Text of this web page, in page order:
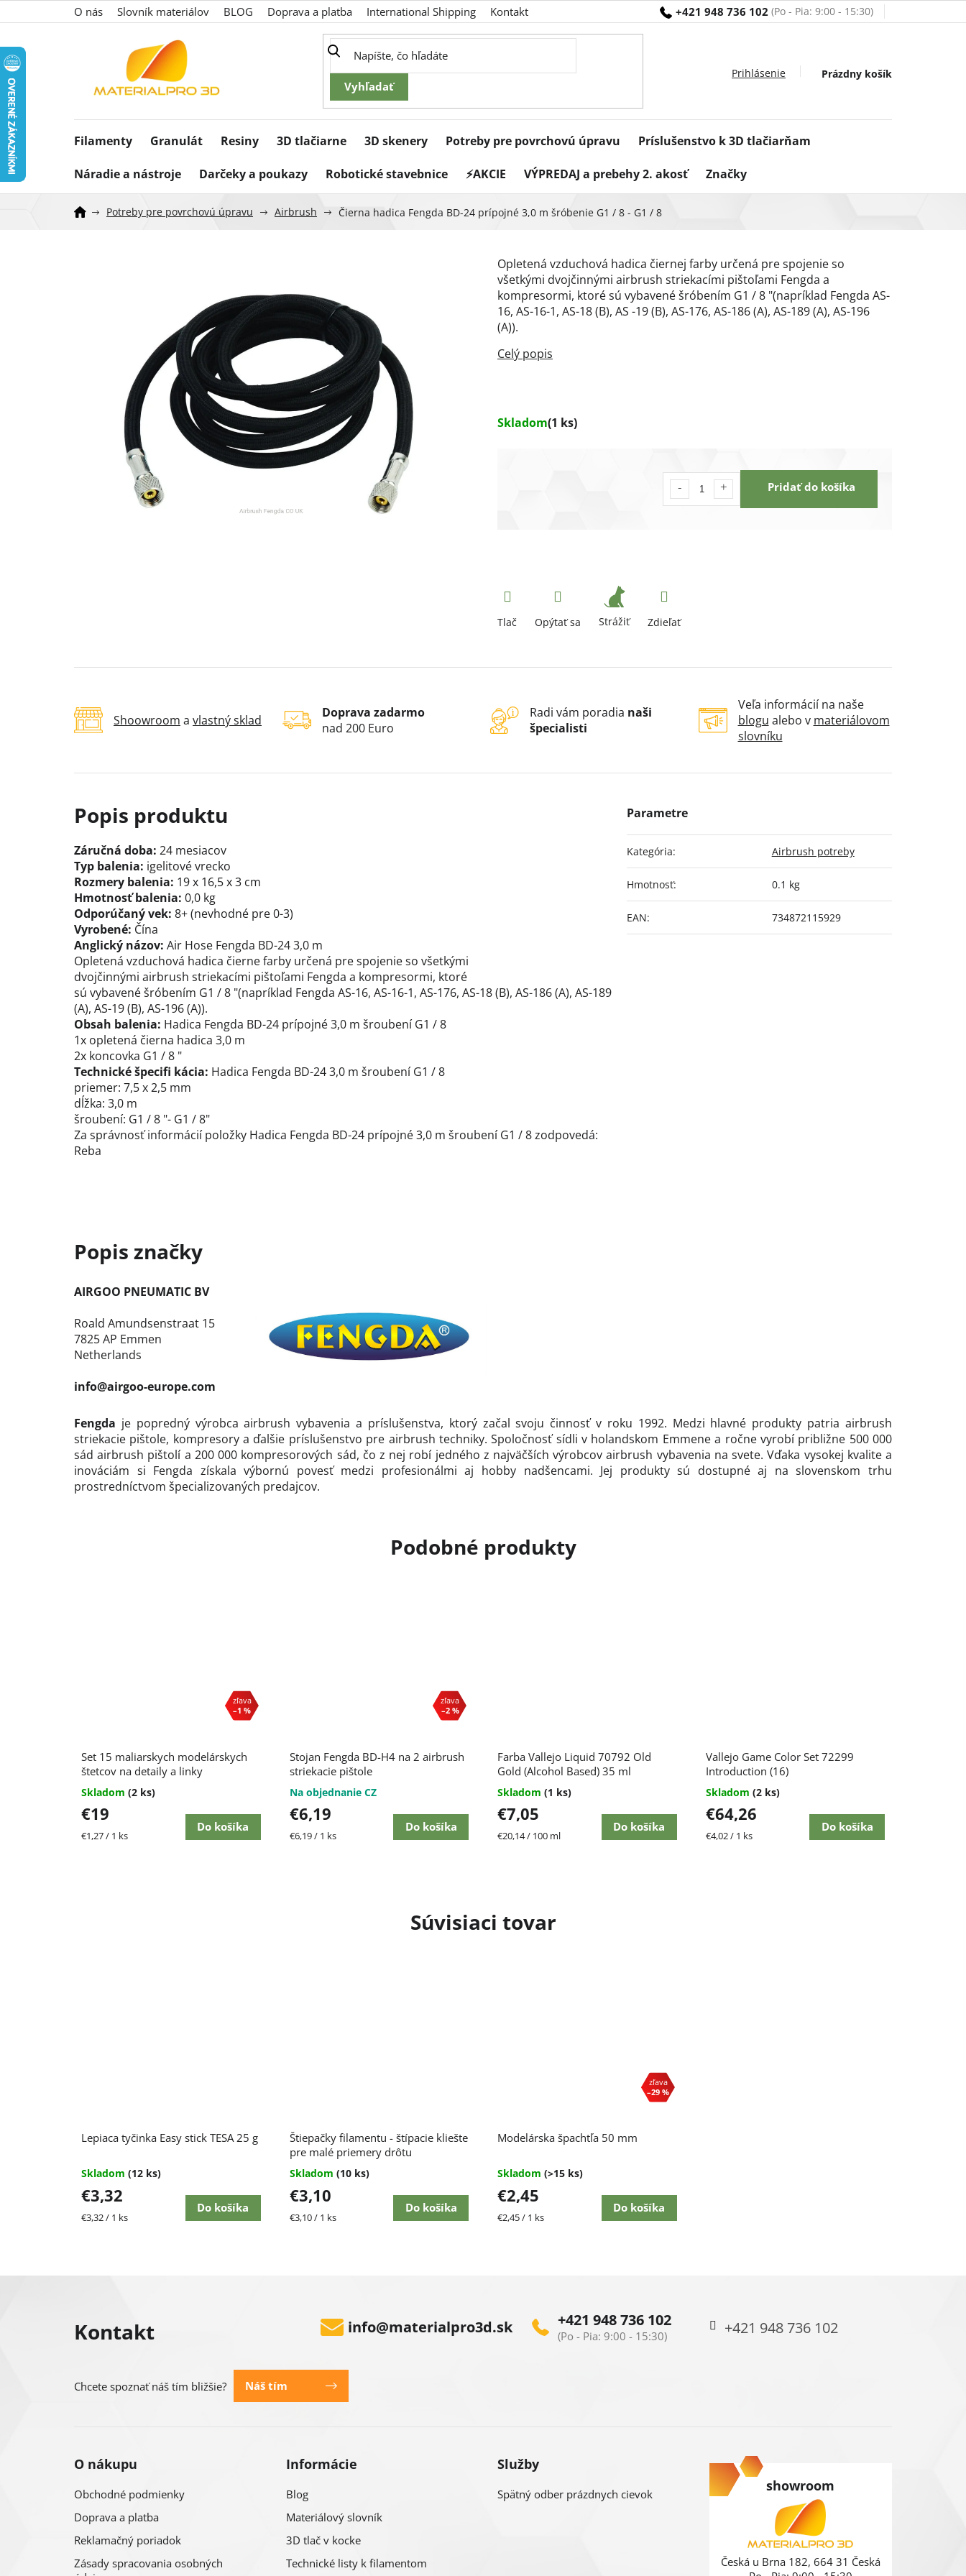
na
+421 948 736 102
O nás Slovník materiálov BLOG Doprava a platba International Shipping Kontakt
Nákupný
Prázdny košík
Filamenty Granulát Resiny 3D tlačiarne 3D skenery Potreby pre povrchovú úpravu Príslušenstvo k 3D tlačiarňam
Náradie a nástroje Darčeky a poukazy Robotické stavebnice ⚡AKCIE VÝPREDAJ a prebehy 2. akosť Značky
Potreby pre povrchovú úpravu Airbrush Čierna hadica Fengda BD-24 prípojné 3,0 m šróbenie G1 / 8 - G1 / 8
Skladom(1 ks)
Pridať do košíka
Opletená vzduchová hadica čiernej farby určená pre spojenie so
všetkými dvojčinnými airbrush striekacími pištoľami Fengda a
kompresormi, ktoré sú vybavené šróbením G1 / 8 "(napríklad Fengda AS-
16, AS-16-1, AS-18 (B), AS -19 (B), AS-176, AS-186 (A), AS-189 (A), AS-196
(A)).
Tlač Opýtať sa Strážiť Zdieľať
Shoowroom a vlastný sklad
Doprava zadarmo
nad 200 Euro
Radi vám poradia naši
špecialisti
Veľa informácií na naše
blogu alebo v materiálovom
slovníku
Súvisiaci tovar
Lepiaca tyčinka Easy stick TESA 25 g
Skladom (12 ks)
€3,32
Jednotková
€3,32 / 1 ks
Do košíka
Štiepačky filamentu - štípacie kliešte
pre malé priemery drôtu
Skladom (10 ks)
€3,10
Jednotková
€3,10 / 1 ks
Do košíka
–29 %
Modelárska špachtľa 50 mm
Skladom (>15 ks)
€2,45
Jednotková
€2,45 / 1 ks
Do košíka
Záručná doba: 24 mesiacov
Typ balenia: igelitové vrecko
Rozmery balenia: 19 x 16,5 x 3 cm
Hmotnosť balenia: 0,0 kg
Odporúčaný vek: 8+ (nevhodné pre 0-3)
Vyrobené: Čína
Anglický názov: Air Hose Fengda BD-24 3,0 m
Opletená vzduchová hadica čierne farby určená pre spojenie so všetkými
dvojčinnými airbrush striekacími pištoľami Fengda a kompresormi, ktoré
sú vybavené šróbením G1 / 8 "(napríklad Fengda AS-16, AS-16-1, AS-176, AS-18 (B), AS-186 (A), AS-189
(A), AS-19 (B), AS-196 (A)).
Obsah balenia: Hadica Fengda BD-24 prípojné 3,0 m šroubení G1 / 8
1x opletená čierna hadica 3,0 m
2x koncovka G1 / 8 "
Technické špecifi kácia: Hadica Fengda BD-24 3,0 m šroubení G1 / 8
priemer: 7,5 x 2,5 mm
dĺžka: 3,0 m
šroubení: G1 / 8 "- G1 / 8"
Za správnosť informácií položky Hadica Fengda BD-24 prípojné 3,0 m šroubení G1 / 8 zodpovedá:
Reba
Kategória: Airbrush potreby
Hmotnosť: 0.1 kg
EAN: 734872115929
–1 %
Set 15 maliarskych modelárskych
štetcov na detaily a linky
Skladom (2 ks)
€19
Jednotková
€1,27 / 1 ks
Do košíka
–2 %
Stojan Fengda BD-H4 na 2 airbrush
striekacie pištole
hodnotenie
produktu
5,0
z
hviezdičiek.
Na objednanie CZ
€6,19
Jednotková
€6,19 / 1 ks
Do košíka
Farba Vallejo Liquid 70792 Old
Gold (Alcohol Based) 35 ml
Skladom (1 ks)
€7,05
Jednotková
€20,14 / 100 ml
Do košíka
Vallejo Game Color Set 72299
Introduction (16)
Skladom (2 ks)
€64,26
Jednotková
€4,02 / 1 ks
Do košíka
AIRGOO PNEUMATIC BV
Roald Amundsenstraat 15
7825 AP Emmen
Netherlands
info@airgoo-europe.com
Fengda je popredný výrobca airbrush vybavenia a príslušenstva, ktorý začal svoju činnosť v roku 1992. Medzi hlavné produkty patria airbrush
striekacie pištole, kompresory a ďalšie príslušenstvo pre airbrush techniky. Spoločnosť sídli v holandskom Emmene a ročne vyrobí približne 500 000
sád airbrush pištolí a 200 000 kompresorových sád, čo z nej robí jedného z najväčších výrobcov airbrush vybavenia na svete. Vďaka vysokej kvalite a
inováciám si Fengda získala výbornú povesť medzi profesionálmi aj hobby nadšencami. Jej produkty sú dostupné aj na slovenskom trhu
prostredníctvom špecializovaných predajcov.
Kontakt info@materialpro3d.sk +421 948 736 102 +421 948 736 102
Chcete spoznať náš tím bližšie? Náš tím
O nákupu
Obchodné podmienky
Doprava a platba
Reklamačný poriadok
Zásady spracovania osobných
Informácie
Blog
Materiálový slovník
3D tlač v kocke
Technické listy k filamentom
Služby
Spätný odber prázdnych cievok showroom
Česká u Brna 182, 664 31 Česká